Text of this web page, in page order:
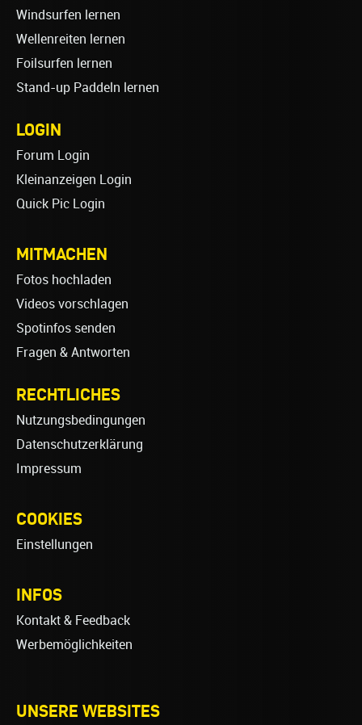
Windsurfen lernen
Wellenreiten lernen
Foilsurfen lernen
Stand-up Paddeln lernen
LOGIN
Forum Login
Kleinanzeigen Login
Quick Pic Login
MITMACHEN
Fotos hochladen
Videos vorschlagen
Spotinfos senden
Fragen & Antworten
RECHTLICHES
Nutzungsbedingungen
Datenschutzerklärung
Impressum
COOKIES
Einstellungen
INFOS
Kontakt & Feedback
Werbemöglichkeiten
UNSERE WEBSITES